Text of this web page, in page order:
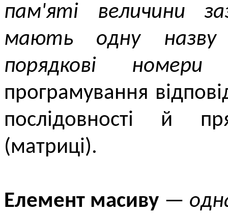
пам'яті величини
мають одну назву
порядкові номери
програмування
послідовності й
(матриці).
Елемент масиву —